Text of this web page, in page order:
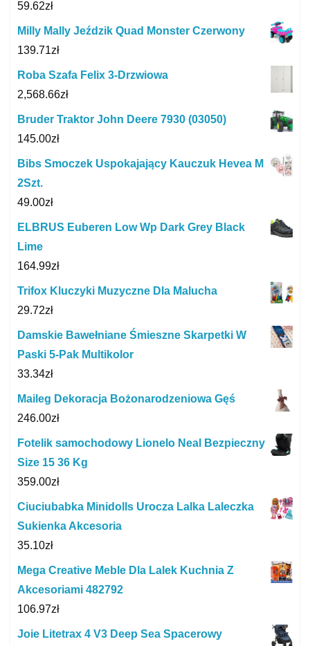
59.62zł
Milly Mally Jeździk Quad Monster Czerwony
139.71zł
Roba Szafa Felix 3-Drzwiowa
2,568.66zł
Bruder Traktor John Deere 7930 (03050)
145.00zł
Bibs Smoczek Uspokajający Kauczuk Hevea M
2Szt.
49.00zł
ELBRUS Euberen Low Wp Dark Grey Black
Lime
164.99zł
Trifox Kluczyki Muzyczne Dla Malucha
29.72zł
Damskie Bawełniane Śmieszne Skarpetki W
Paski 5-Pak Multikolor
33.34zł
Maileg Dekoracja Bożonarodzeniowa Gęś
246.00zł
Fotelik samochodowy Lionelo Neal Bezpieczny
Size 15 36 Kg
359.00zł
Ciuciubabka Minidolls Urocza Lalka Laleczka
Sukienka Akcesoria
35.10zł
Mega Creative Meble Dla Lalek Kuchnia Z
Akcesoriami 482792
106.97zł
Joie Litetrax 4 V3 Deep Sea Spacerowy